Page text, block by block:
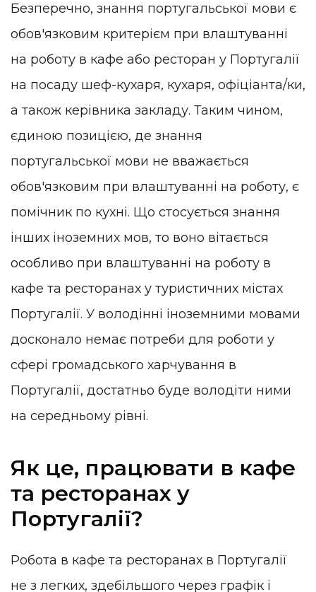
Безперечно, знання португальської мови є
обов'язковим критерієм при влаштуванні
на роботу в кафе або ресторан у Португалії
на посаду шеф-кухаря, кухаря, офіціанта/ки,
а також керівника закладу. Таким чином,
єдиною позицією, де знання
португальської мови не вважається
обов'язковим при влаштуванні на роботу, є
помічник по кухні. Що стосується знання
інших іноземних мов, то воно вітається
особливо при влаштуванні на роботу в
кафе та ресторанах у туристичних містах
Португалії. У володінні іноземними мовами
досконало немає потреби для роботи у
сфері громадського харчування в
Португалії, достатньо буде володіти ними
на середньому рівні.
Як це, працювати в кафе
та ресторанах у
Португалії?
Робота в кафе та ресторанах в Португалії
не з легких, здебільшого через графік і